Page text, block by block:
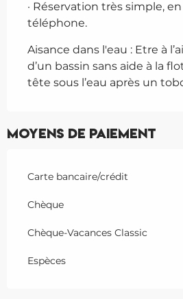
· Réservation très simple,
téléphone.
Aisance dans l'eau : Etre à
d’un bassin sans aide à la
tête sous l’eau après un
Moyens de paiement
Carte bancaire/crédit
Chèque
Chèque-Vacances Classic
Espèces